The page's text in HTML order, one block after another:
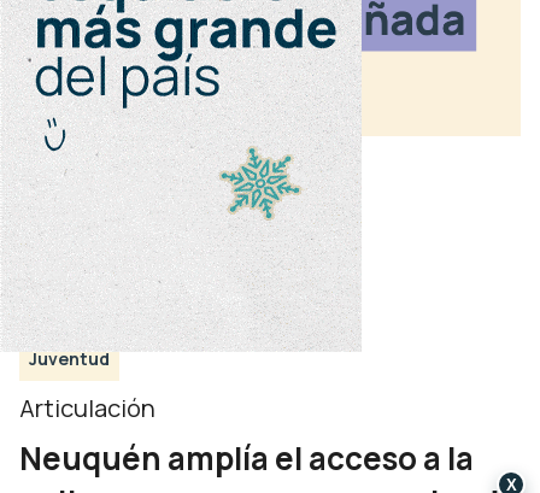
Juventud
Articulación
Neuquén amplía el acceso a la
X